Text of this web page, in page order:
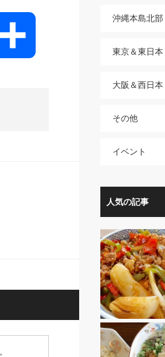
沖縄本島北部
東京＆東日本
大阪＆西日本
その他
イベント
人気の記事